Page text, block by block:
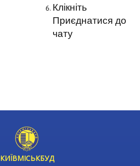
Клікніть
Приєднатися до
чату
КИЇВМІСЬКБУД